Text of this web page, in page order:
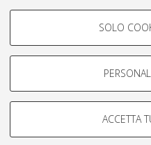
COOKIE DI
Si tratta di cookie utilizzati
navigazione degli utenti, creare
Mostra cookie di
COOKIE TECNICI -
SOLO
ACCETTA
Impostazioni Cookie
Informativa sulla privacy
Condizioni d’uso del sito